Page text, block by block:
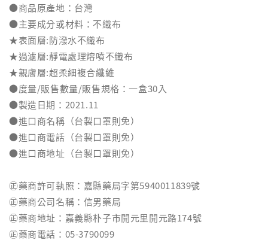
●商品原產地：台灣
●主要成分或材料：不織布
★表面層:防潑水不織布
★過濾層:靜電處理熔噴不織布
★親膚層:超柔細複合纖維
●度量/販售數量/販售規格：一盒30入
●製造日期：2021.11
●進口商名稱（台製口罩則免）
●進口商電話（台製口罩則免）
●進口商地址（台製口罩則免）
㊣藥商許可執照：嘉縣藥局字第5940011839號
㊣藥商公司名稱：信男藥局
㊣藥商地址：嘉義縣朴子市開元里開元路174號
㊣藥商電話：05-3790099